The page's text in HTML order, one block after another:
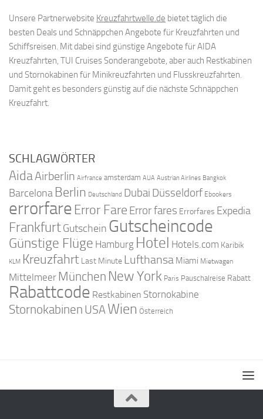
Unsere Partnerwebsite Kreuzfahrtwelle.de bietet täglich die
besten Deals und Schnäppchen Angebote für Kreuzfahrten und
Schiffsreisen. Mit dabei sind günstige Angebote für AIDA
Kreuzfahrten, TUI Cruises Sonderangebote, aber auch Restkabinen
und Stornokabinen für Minikreuzfahrten und Flusskreuzfahrten.
Damit geht es besonders günstig auf die nächste Schnäppchen
Kreuzfahrt.
SCHLAGWÖRTER
AidaAirberlin Airfrance amsterdam AUA Austrian Airlines Bangkok
Barcelona Berlin Deutschland Dubai Düsseldorf Ebookers
errorfare Error Fare Error fares Errorfares Expedia
FrankfurtGutschein Gutscheincode
Günstige Flüge Hamburg Hotel Hotels.com Karibik
KLM Kreuzfahrt Last Minute Lufthansa Miami Mietwagen
Mittelmeer München New York Paris Pauschalreise Rabatt
Rabattcode Restkabinen Stornokabine
Stornokabinen USAWien Österreich